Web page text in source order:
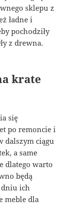
sklepu z
ładne i
pochodziły
z drewna.
krate
się
po remoncie i
dalszym ciągu
a same
dlatego warto
będą
dniu ich
meble dla